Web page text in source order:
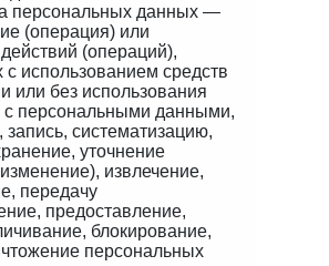
персональных данных —
(операция) или
(операций),
использованием средств
или без использования
с персональными данными,
запись, систематизацию,
уточнение
извлечение,
передачу
предоставление,
блокирование,
персональных